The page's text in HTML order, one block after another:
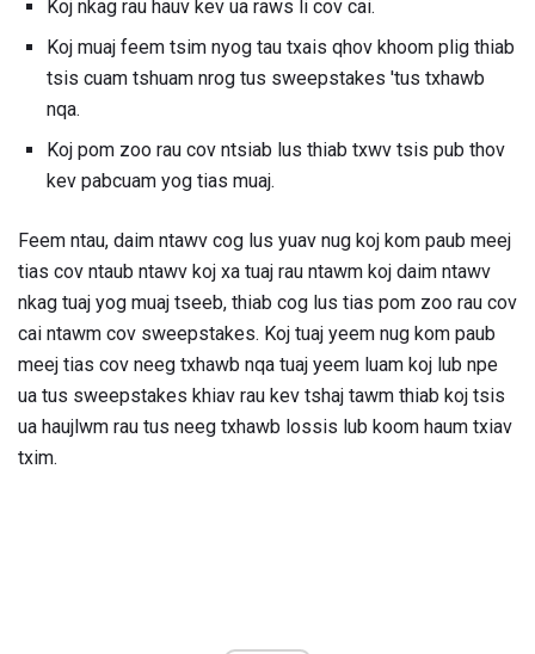
Koj nkag rau hauv kev ua raws li cov cai.
Koj muaj feem tsim nyog tau txais qhov khoom plig thiab
tsis cuam tshuam nrog tus sweepstakes 'tus txhawb
nqa.
Koj pom zoo rau cov ntsiab lus thiab txwv tsis pub thov
kev pabcuam yog tias muaj.
Feem ntau, daim ntawv cog lus yuav nug koj kom paub meej
tias cov ntaub ntawv koj xa tuaj rau ntawm koj daim ntawv
nkag tuaj yog muaj tseeb, thiab cog lus tias pom zoo rau cov
cai ntawm cov sweepstakes. Koj tuaj yeem nug kom paub
meej tias cov neeg txhawb nqa tuaj yeem luam koj lub npe
ua tus sweepstakes khiav rau kev tshaj tawm thiab koj tsis
ua haujlwm rau tus neeg txhawb lossis lub koom haum txiav
txim.